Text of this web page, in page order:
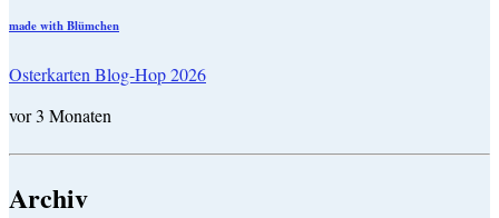
made with Blümchen
Osterkarten Blog-Hop 2026
vor 3 Monaten
Archiv